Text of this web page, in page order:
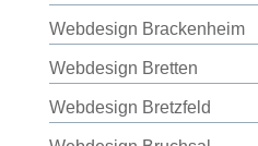
Webdesign Brackenheim
Webdesign Bretten
Webdesign Bretzfeld